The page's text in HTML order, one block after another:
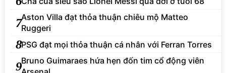
7Aston Villa đạt thỏa thuận chiêu mộ Matteo
Ruggeri
8PSG đạt mọi thỏa thuận cá nhân với Ferran Torres
9Bruno Guimaraes hứa hẹn đốn tim cổ động viên